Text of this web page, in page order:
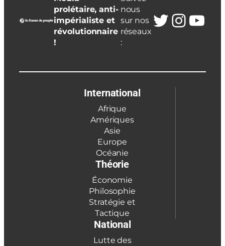
prolétaire, anti-
impérialiste et
révolutionnaire
!
nous
sur nos
réseaux
:
Twitter
International
Afrique
Amériques
Asie
Europe
Océanie
Théorie
Économie
Philosophie
Stratégie et
Tactique
National
Lutte des